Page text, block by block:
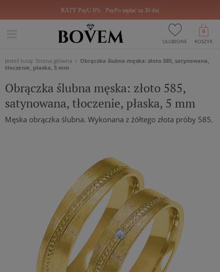
RATY PayU 0% PayPo zapłać za 30 dni
ULUBIONE KOSZYK
0
Jesteś tutaj: Strona główna
Obrączka ślubna męska: złoto 585, satynowana,
tłoczenie, płaska, 5 mm
Obrączka ślubna męska: złoto 585,
satynowana, tłoczenie, płaska, 5 mm
Męska obrączka ślubna. Wykonana z żółtego złota próby 585.